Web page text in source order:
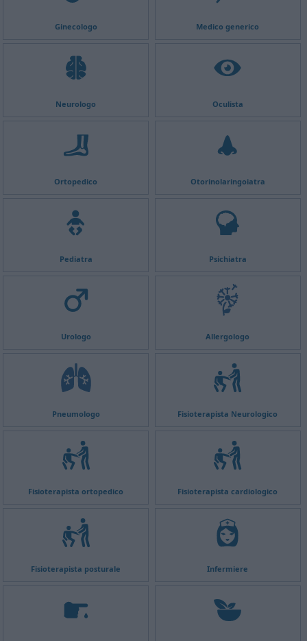
Ginecologo Medico generico
Neurologo Oculista
Ortopedico Otorinolaringoiatra
Pediatra Psichiatra
Urologo Allergologo
Pneumologo Fisioterapista Neurologico
Fisioterapista ortopedico Fisioterapista cardiologico
Fisioterapista posturale Infermiere